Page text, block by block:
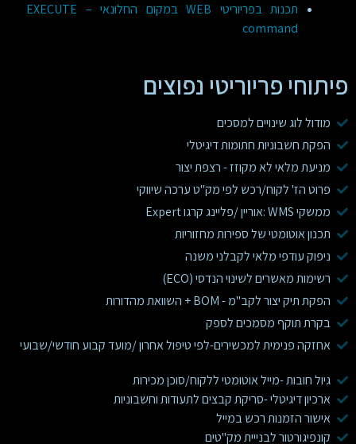
תכנות בפריוריטי WEB במקום החלונאי – EXECUTE
command
פיתוחי פריוריטי נפוצים
מודול לוג שינויים למסכים
הפקת חשבוניות חתומות דיגיטלי
מניעת מלאי לא מקוזז - רצפת יצור
פרוט הז' לקוח/רכש לפי מק"ט ערכה שיווקי
ממשקי WMS :אוריין /פליינג קרגו Expert
תכנון אוטומטי של ספירות מחזוריות
ניפוק עודפי מלאי לקבלני משנה
רשימות מאשרים לשינוי הנדסי (ECO)
הפקת תיק יצור לקב"מ - BOM + השוואת מהדורות
בקרת תוקף מסמכים לספק
אחזקה פנימית למכשירים-לפי טיפול אחרון /מועד קבוע חודשי/שבועי
גיול חובות -מייל אוטומטי ללקוח/סוכן מכירות
ארכיון דיגיטלי -סריקת קבצים לתעודות וחשבוניות
אישור הזמנות רכש במייל
קונפיגורטור לבנייית מק"טים